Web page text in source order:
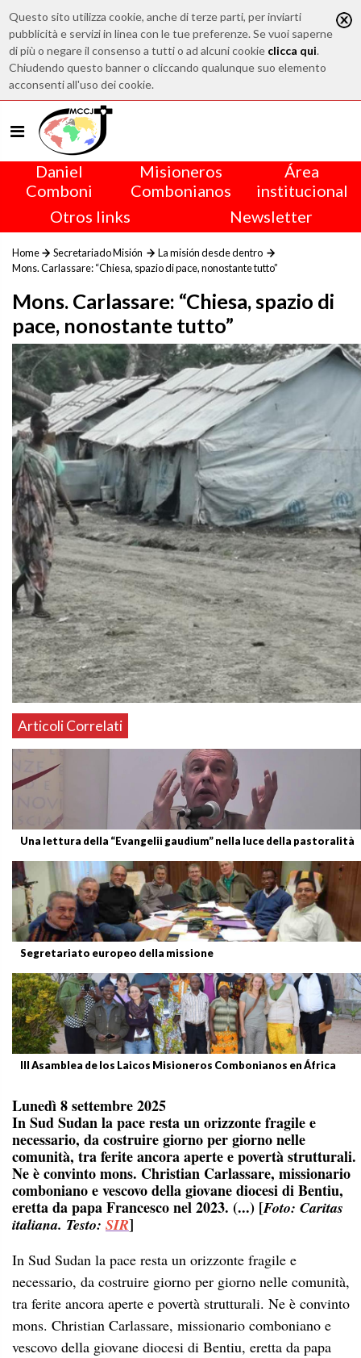
Questo sito utilizza cookie, anche di terze parti, per inviarti
pubblicità e servizi in linea con le tue preferenze. Se vuoi saperne
di più o negare il consenso a tutti o ad alcuni cookie clicca qui.
Chiudendo questo banner o cliccando qualunque suo elemento
acconsenti all'uso dei cookie.
Daniel
Comboni
Misioneros
Combonianos
Área
institucional
Otros links
Newsletter
Home Secretariado Misión
La misión desde dentro
Mons. Carlassare: “Chiesa, spazio di pace, nonostante tutto”
Mons. Carlassare: “Chiesa, spazio di
pace, nonostante tutto”
Articoli Correlati
Una lettura della “Evangelii gaudium” nella luce della pastoralità
Segretariato europeo della missione
III Asamblea de los Laicos Misioneros Combonianos en África
Lunedì 8 settembre 2025
In Sud Sudan la pace resta un orizzonte fragile e
necessario, da costruire giorno per giorno nelle
comunità, tra ferite ancora aperte e povertà strutturali.
Ne è convinto mons. Christian Carlassare, missionario
comboniano e vescovo della giovane diocesi di Bentiu,
eretta da papa Francesco nel 2023. (...) [Foto: Caritas
italiana. Testo: SIR]
In Sud Sudan la pace resta un orizzonte fragile e
necessario, da costruire giorno per giorno nelle comunità,
tra ferite ancora aperte e povertà strutturali. Ne è convinto
mons. Christian Carlassare, missionario comboniano e
vescovo della giovane diocesi di Bentiu, eretta da papa